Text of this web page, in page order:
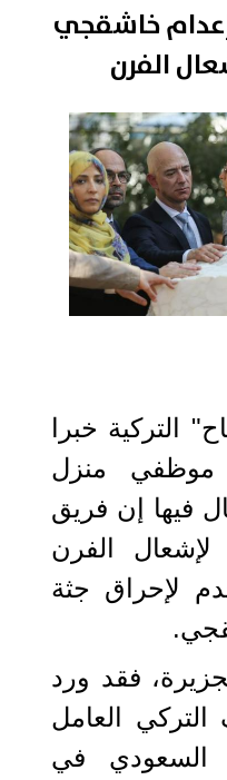
خاشقجي
الفرن
خبرا
موظفي منزل
فيها إن فريق
لإشعال الفرن
لإحراق جثة
فقد ورد
العامل
السعودي في